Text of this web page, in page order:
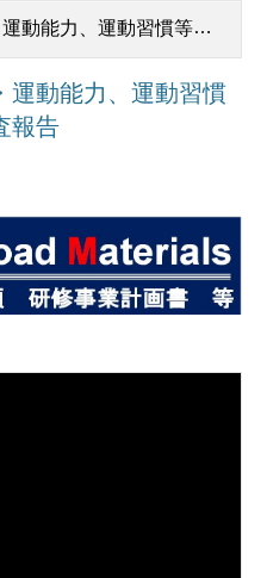
慣等調査報告【福岡教育事務所】.pdf
運動能力、運動習慣
報告